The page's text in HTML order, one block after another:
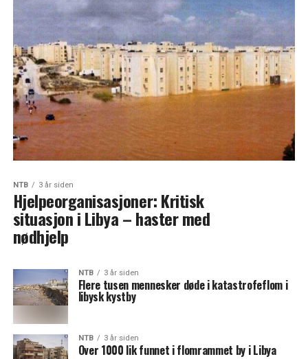
NTB 3 år siden
Hjelpeorganisasjoner: Kritisk
situasjon i Libya – haster med
nødhjelp
NTB 3 år siden
Flere tusen mennesker døde i katastrofeflom i
libysk kystby
NTB 3 år siden
Over 1000 lik funnet i flomrammet by i Libya